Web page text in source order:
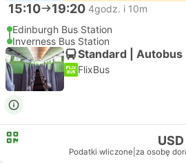
15:10 19:20 4godz. i 10m
Edinburgh Bus Station
Inverness Bus Station
Standard | Autobus
FlixBus
USD
Podatki wliczone za osobę